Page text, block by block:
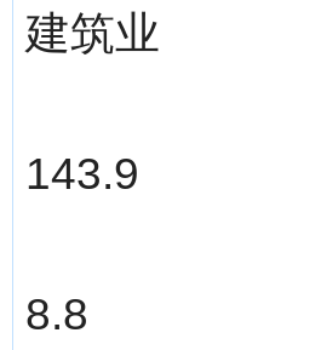
建筑业
143.9
8.8